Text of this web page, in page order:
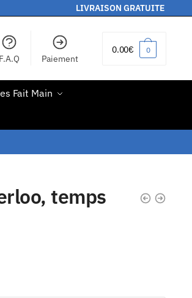
LIVRAISON GRATUITE
F.A.Q Paiement
0.00€ 0
Fait Main
temps